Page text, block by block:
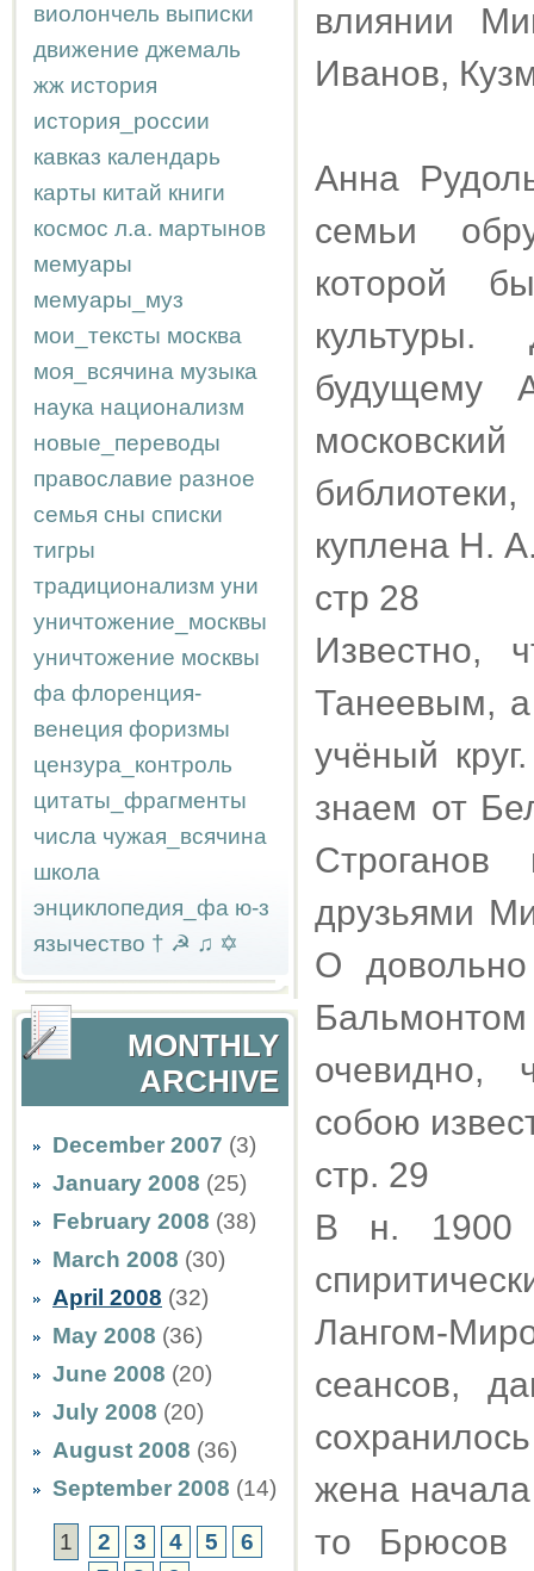
виолончель выписки
движение джемаль
жж история
история_россии
кавказ календарь
карты китай книги
космос л.а. мартынов
мемуары
мемуары_муз
мои_тексты москва
моя_всячина музыка
наука национализм
новые_переводы
православие разное
семья сны списки
тигры
традиционализм уни
уничтожение_москвы
уничтожение москвы
фа флоренция-
венеция форизмы
цензура_контроль
цитаты_фрагменты
числа чужая_всячина
школа
энциклопедия_фа ю-з
язычество † ☭ ♫ ✡
MONTHLY
ARCHIVE
December 2007 (3)
January 2008 (25)
February 2008 (38)
March 2008 (30)
April 2008 (32)
May 2008 (36)
June 2008 (20)
July 2008 (20)
August 2008 (36)
September 2008 (14)
1 2 3 4 5
6
влиянии
Иванов,
Анна
семьи
которой
будущему
куплена Н.
стр 28
Известно,
Танеевым, а
учёный
знаем от
друзьями
О
очевидно,
собою
стр. 29
В н. 1900
Лангом-
сеансов,
жена начала
то Брюсов